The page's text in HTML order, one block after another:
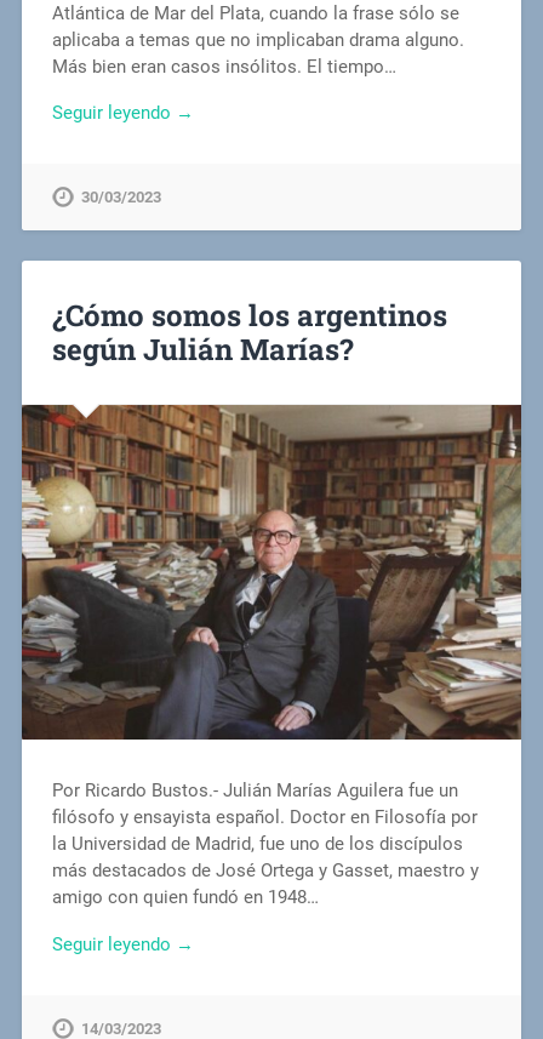
Atlántica de Mar del Plata, cuando la frase sólo se
aplicaba a temas que no implicaban drama alguno.
Más bien eran casos insólitos. El tiempo…
Seguir leyendo →
30/03/2023
¿Cómo somos los argentinos
según Julián Marías?
Por Ricardo Bustos.- Julián Marías Aguilera fue un
filósofo y ensayista español. Doctor en Filosofía por
la Universidad de Madrid, fue uno de los discípulos
más destacados de José Ortega y Gasset, maestro y
amigo con quien fundó en 1948…
Seguir leyendo →
14/03/2023